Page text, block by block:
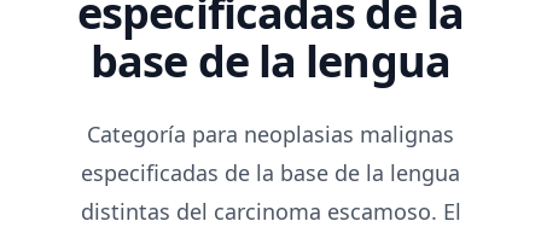
especificadas de la
base de la lengua
Categoría para neoplasias malignas
especificadas de la base de la lengua
distintas del carcinoma escamoso. El